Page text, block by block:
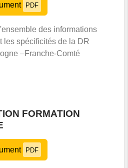
PDF
des informations
les spécificités de la DR
–Franche-Comté
FORMATION
PDF